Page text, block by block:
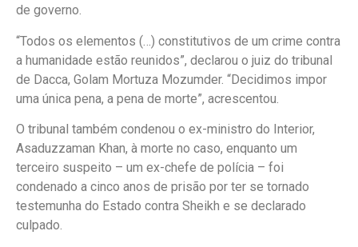
de governo.
“Todos os elementos (…) constitutivos de um crime contra
a humanidade estão reunidos”, declarou o juiz do tribunal
de Dacca, Golam Mortuza Mozumder. “Decidimos impor
uma única pena, a pena de morte”, acrescentou.
O tribunal também condenou o ex-ministro do Interior,
Asaduzzaman Khan, à morte no caso, enquanto um
terceiro suspeito – um ex-chefe de polícia – foi
condenado a cinco anos de prisão por ter se tornado
testemunha do Estado contra Sheikh e se declarado
culpado.